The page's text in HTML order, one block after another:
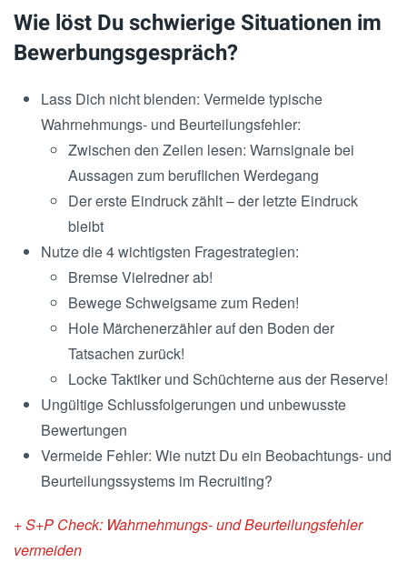
Wie löst Du schwierige Situationen im
Bewerbungsgespräch?
Lass Dich nicht blenden: Vermeide typische
Wahrnehmungs- und Beurteilungsfehler:
Zwischen den Zeilen lesen: Warnsignale bei
Aussagen zum beruflichen Werdegang
Der erste Eindruck zählt – der letzte Eindruck
bleibt
Nutze die 4 wichtigsten Fragestrategien:
Bremse Vielredner ab!
Bewege Schweigsame zum Reden!
Hole Märchenerzähler auf den Boden der
Tatsachen zurück!
Locke Taktiker und Schüchterne aus der Reserve!
Ungültige Schlussfolgerungen und unbewusste
Bewertungen
Vermeide Fehler: Wie nutzt Du ein Beobachtungs- und
Beurteilungssystems im Recruiting?
+ S+P Check: Wahrnehmungs- und Beurteilungsfehler
vermeiden